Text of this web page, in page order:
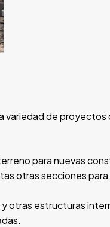
variedad de
para nuevas
otras secciones
otras estructuras